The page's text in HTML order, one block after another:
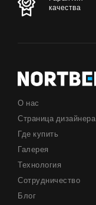
качества
О нас
Страница дизайнера
Где купить
Галерея
Технология
Сотрудничество
Блог